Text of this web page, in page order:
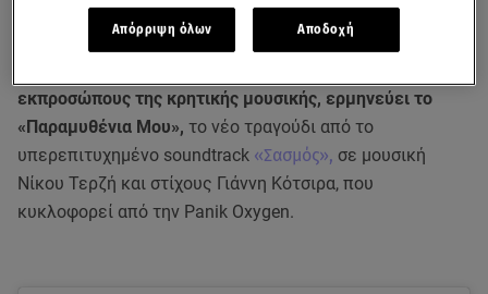
εκπροσώπους της κρητικής μουσικής, ερμηνεύει το
«Παραμυθένια Μου», το νέο τραγούδι από το
υπερεπιτυχημένο soundtrack «Σασμός», σε μουσική
Νίκου Τερζή και στίχους Γιάννη Κότσιρα, που
κυκλοφορεί από την Panik Oxygen.
Απόρριψη όλων Αποδοχή